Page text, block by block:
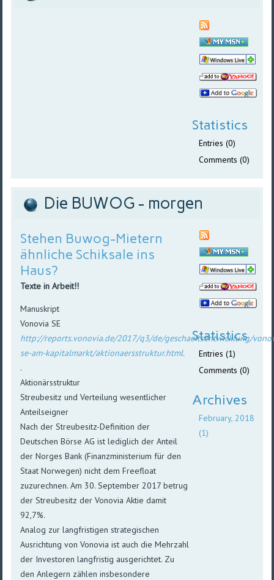
Statistics
Entries (0)
Comments (0)
Die BUWOG - morgen
Stehen Buwog-Mietern
ähnliche Schiksale ins
Haus?
Texte in Arbeit!!
Manuskript
Vonovia SE
http://reports.vonovia.de/2017/q3/de/geschaeftsentwicklung/
se-am-kapitalmarkt/aktionaersstruktur.html.
.
Aktionärsstruktur
Streubesitz und Verteilung wesentlicher
Anteilseigner
Nach der Streubesitz-Definition der
Deutschen Börse AG ist lediglich der Anteil
der Norges Bank (Finanzministerium für den
Staat Norwegen) nicht dem Freefloat
zuzurechnen. Am 30. September 2017 betrug
der Streubesitz der Vonovia Aktie damit
92,7%.
Analog zur langfristigen strategischen
Ausrichtung von Vonovia ist auch die Mehrzahl
der Investoren langfristig ausgerichtet. Zu
den Anlegern zählen insbesondere
Statistics
Entries (1)
Comments (0)
Archives
February, 2018
(1)